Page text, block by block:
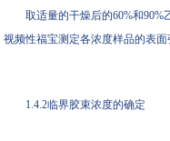
取适量的干燥后的60%和90%
视频性福宝测定各浓度样品的表面张
1.4.2临界胶束浓度的确定